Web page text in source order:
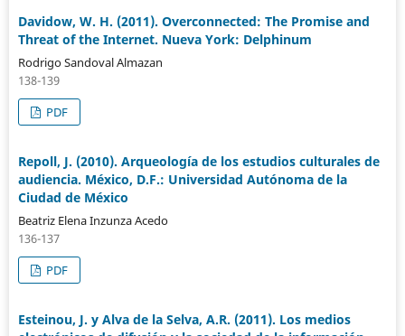
Davidow, W. H. (2011). Overconnected: The Promise and
Threat of the Internet. Nueva York: Delphinum
Rodrigo Sandoval Almazan
138-139
PDF
Repoll, J. (2010). Arqueología de los estudios culturales de
audiencia. México, D.F.: Universidad Autónoma de la
Ciudad de México
Beatriz Elena Inzunza Acedo
136-137
PDF
Esteinou, J. y Alva de la Selva, A.R. (2011). Los medios